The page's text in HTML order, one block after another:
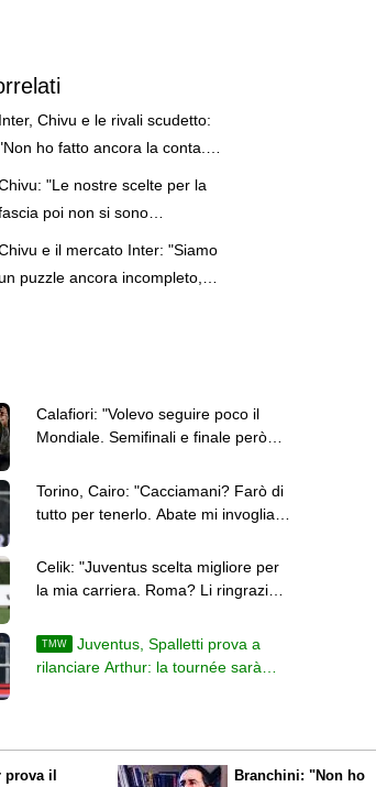
Inter, Chivu e le rivali scudetto:
ho fatto ancora la conta.
Noi siamo quelli da battere"
"Le nostre scelte per la
poi non si sono
e il mercato Inter: "Siamo
puzzle ancora incompleto,
Calafiori: "Volevo seguire poco il
Mondiale. Semifinali e finale però
Torino, Cairo: "Cacciamani? Farò di
tutto per tenerlo. Abate mi invoglia a
Celik: "Juventus scelta migliore per
la mia carriera. Roma? Li ringrazio,
TMW
Juventus, Spalletti prova a
rilanciare Arthur: la tournée sarà
prova il
Branchini: "Non ho